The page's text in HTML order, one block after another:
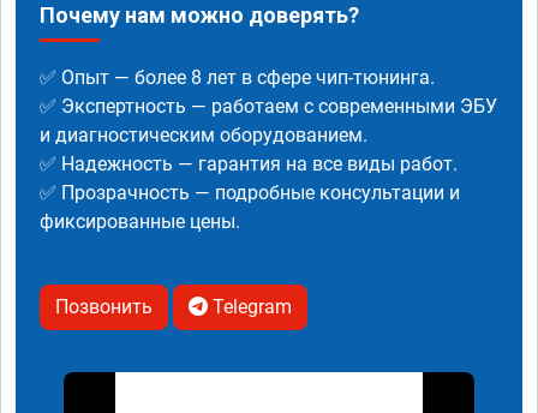
Почему нам можно доверять?
✅ Опыт — более 8 лет в сфере чип-тюнинга.
✅ Экспертность — работаем с современными ЭБУ
и диагностическим оборудованием.
✅ Надежность — гарантия на все виды работ.
✅ Прозрачность — подробные консультации и
фиксированные цены.
Позвонить Telegram